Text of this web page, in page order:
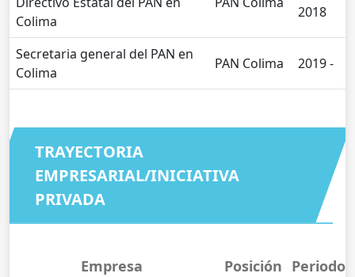
Colima
2018
Secretaria general del PAN en
Colima
PAN Colima 2019 -
TRAYECTORIA
EMPRESARIAL/INICIATIVA
PRIVADA
Empresa Posición Periodo